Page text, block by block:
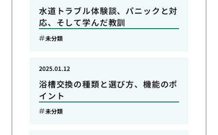
水道トラブル体験談、パニックと対
応、そして学んだ教訓
未分類
浴槽交換の種類と選び方、機能のポ
イント
2025.01.12
未分類